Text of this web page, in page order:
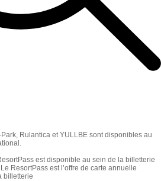
Rulantica et YULLBE sont disponibles au
.
est disponible au sein de la billetterie
ResortPass est l’offre de carte annuelle
billetterie